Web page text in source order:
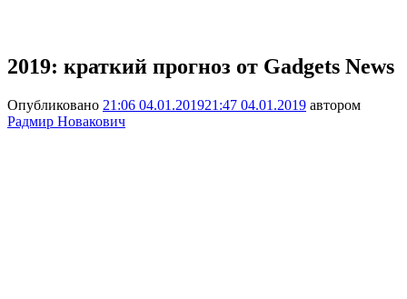
2019: краткий прогноз от Gadgets News
Опубликовано 21:06 04.01.201921:47 04.01.2019 автором
Радмир Новакович